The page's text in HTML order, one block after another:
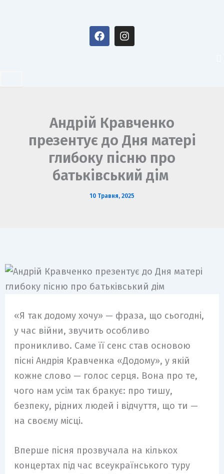
F
a
I
n
Андрій Кравченко
презентує до Дня матері
глибоку пісню про
батьківський дім
10 Травня, 2025
«Я так додому хочу» — фраза, що сьогодні,
у час війни, звучить особливо
проникливо. Саме її сенс став основою
пісні Андрія Кравченка «Додому», у якій
кожне слово — голос серця. Вона про те,
чого нам усім так бракує: про тишу,
безпеку, рідних людей і відчуття, що ти —
на своєму місці.
Вперше пісня прозвучала на кількох
концертах під час всеукраїнського туру